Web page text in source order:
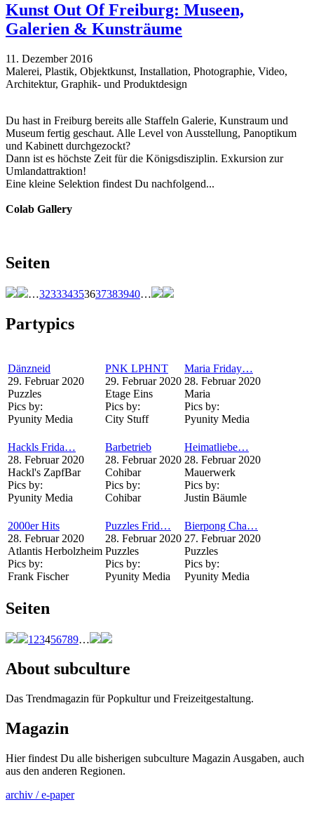
Kunst Out Of Freiburg: Museen,
Galerien & Kunsträume
11. Dezember 2016
Malerei, Plastik, Objektkunst, Installation, Photographie, Video,
Architektur, Graphik- und Produktdesign
Du hast in Freiburg bereits alle Staffeln Galerie, Kunstraum und
Museum fertig geschaut. Alle Level von Ausstellung, Panoptikum
und Kabinett durchgezockt?
Dann ist es höchste Zeit für die Königsdisziplin. Exkursion zur
Umlandattraktion!
Eine kleine Selektion findest Du nachfolgend...
Colab Gallery
Seiten
…323334353637383940…
Partypics
Dänzneid
29. Februar 2020
Puzzles
Pics by:
Pyunity Media
PNK LPHNT
29. Februar 2020
Etage Eins
Pics by:
City Stuff
Maria Friday…
28. Februar 2020
Maria
Pics by:
Pyunity Media
Hackls Frida…
28. Februar 2020
Hackl's ZapfBar
Pics by:
Pyunity Media
Barbetrieb
28. Februar 2020
Cohibar
Pics by:
Cohibar
Heimatliebe…
28. Februar 2020
Mauerwerk
Pics by:
Justin Bäumle
2000er Hits
28. Februar 2020
Atlantis Herbolzheim
Pics by:
Frank Fischer
Puzzles Frid…
28. Februar 2020
Puzzles
Pics by:
Pyunity Media
Bierpong Cha…
27. Februar 2020
Puzzles
Pics by:
Pyunity Media
Seiten
1 23456789…
About subculture
Das Trendmagazin für Popkultur und Freizeitgestaltung.
Magazin
Hier findest Du alle bisherigen subculture Magazin Ausgaben, auch
aus den anderen Regionen.
archiv / e-paper